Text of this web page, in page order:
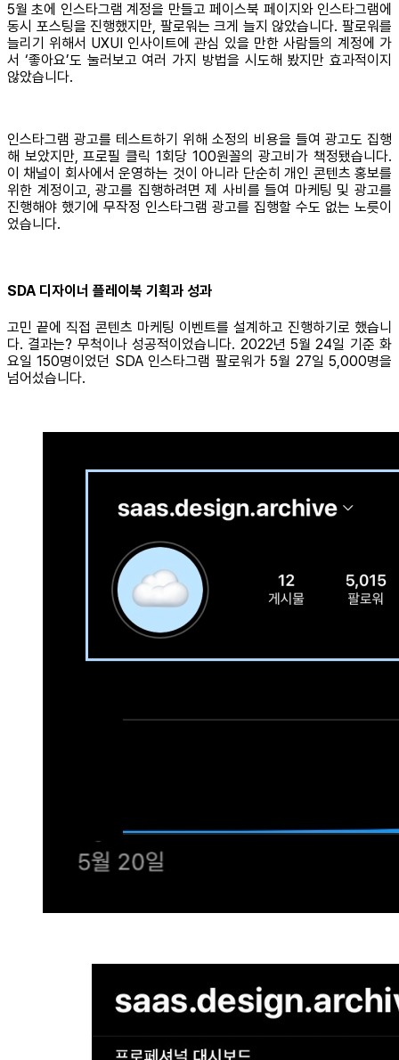
5월 초에 인스타그램 계정을 만들고 페이스북 페이지와 인스타그램에
동시 포스팅을 진행했지만, 팔로워는 크게 늘지 않았습니다. 팔로워를
늘리기 위해서 UXUI 인사이트에 관심 있을 만한 사람들의 계정에 가
서 ‘좋아요’도 눌러보고 여러 가지 방법을 시도해 봤지만 효과적이지
않았습니다.
인스타그램 광고를 테스트하기 위해 소정의 비용을 들여 광고도 집행
해 보았지만, 프로필 클릭 1회당 100원꼴의 광고비가 책정됐습니다.
이 채널이 회사에서 운영하는 것이 아니라 단순히 개인 콘텐츠 홍보를
위한 계정이고, 광고를 집행하려면 제 사비를 들여 마케팅 및 광고를
진행해야 했기에 무작정 인스타그램 광고를 집행할 수도 없는 노릇이
었습니다.
SDA 디자이너 플레이북 기획과 성과
고민 끝에 직접 콘텐츠 마케팅 이벤트를 설계하고 진행하기로 했습니
다. 결과는? 무척이나 성공적이었습니다. 2022년 5월 24일 기준 화
요일 150명이었던 SDA 인스타그램 팔로워가 5월 27일 5,000명을
넘어섰습니다.